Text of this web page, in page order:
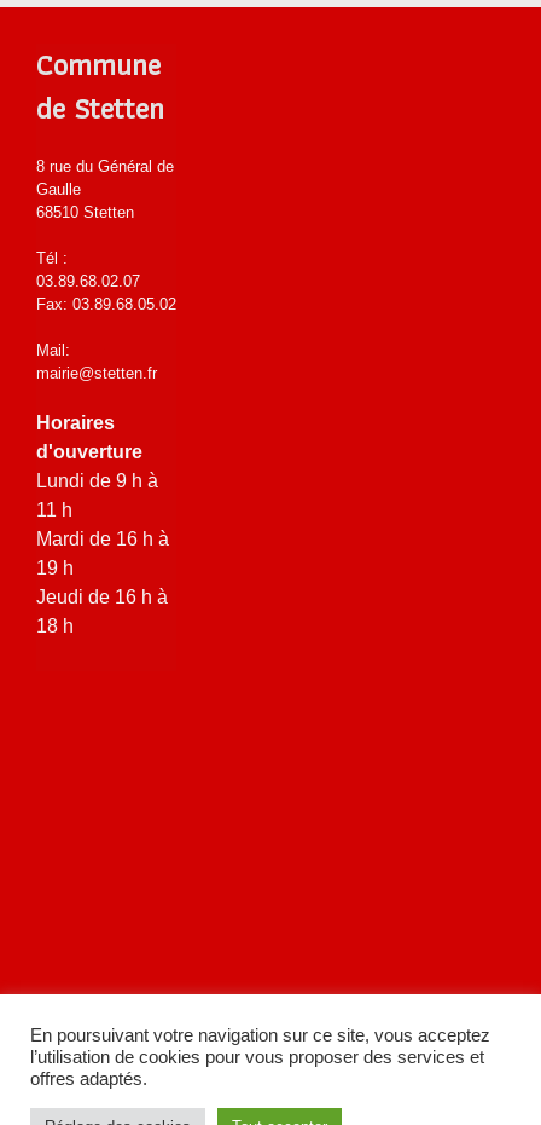
Commune
de Stetten
8 rue du Général de
Gaulle
68510 Stetten
Tél :
03.89.68.02.07
Fax: 03.89.68.05.02
Mail:
mairie@stetten.fr
Horaires
d'ouverture
Lundi de 9 h à
11 h
Mardi de 16 h à
19 h
Jeudi de 16 h à
18 h
En poursuivant votre navigation sur ce site, vous acceptez
l’utilisation de cookies pour vous proposer des services et
offres adaptés.